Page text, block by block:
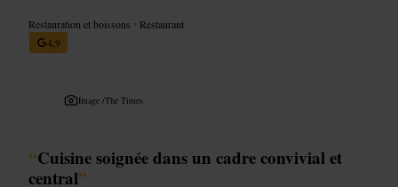
Restauration et boissons • Restaurant
4,9
Image /The Times
“Cuisine soignée dans un cadre convivial et
central”